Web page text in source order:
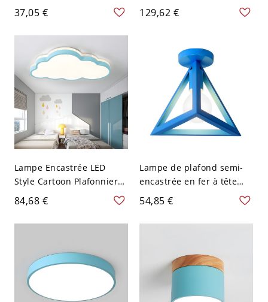
Plafonnier Cercle en
Cristal pour Couloir - Bleu
110 V-120 V Chaud
37,05 €
Luminaire Affleurant en
Métal Décor en Bois - Bleu
129,62 €
Lampe Encastrée LED
Style Cartoon Plafonnier
Nuage Acrylique pour
Chambre - Bleu 110 V-120
V 49,53 cm Blanc
84,68 €
Lampe de plafond semi-
encastrée en fer à tête
unique en forme de
triangle moderniste en
bleu pour chambre
54,85 €